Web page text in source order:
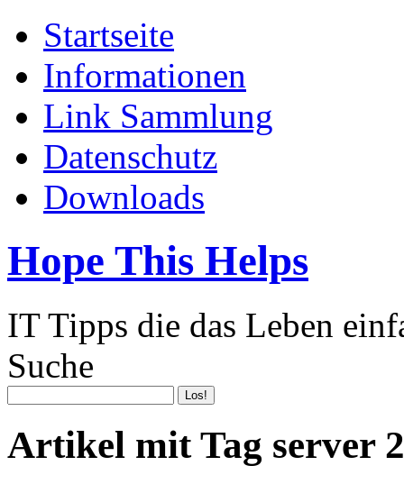
Startseite
Informationen
Link Sammlung
Datenschutz
Downloads
Hope This Helps
IT Tipps die das Leben
Suche
Artikel mit Tag server